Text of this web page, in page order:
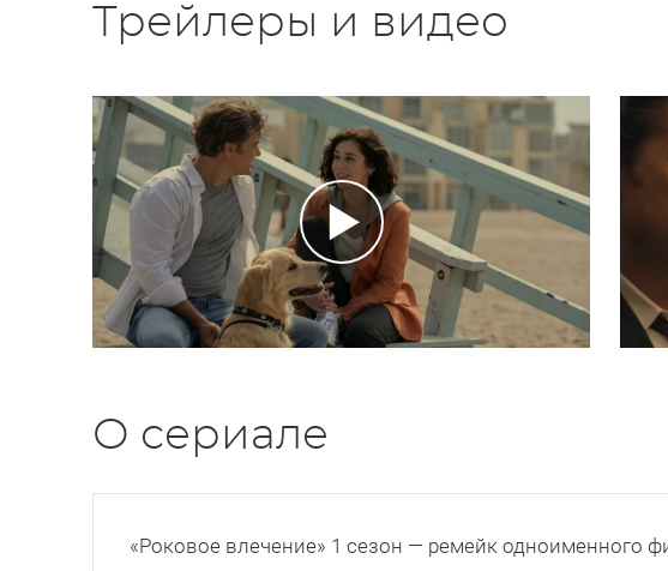
Трейлеры и видео
О сериале
«Роковое влечение» 1 сезон — ремейк одноименного